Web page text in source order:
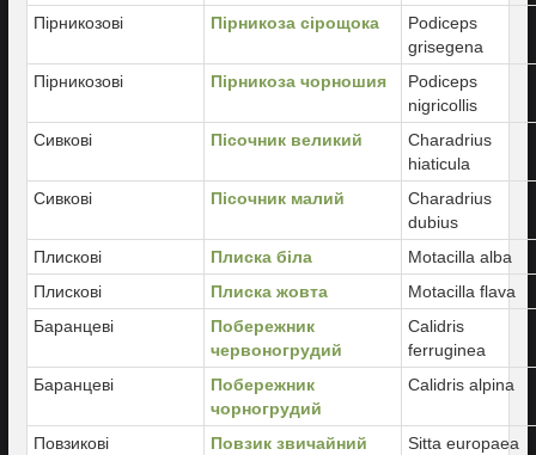
Пірникозові
Пірникоза сірощока
Podiceps
grisegena
Пірникозові
Пірникоза чорношия
Podiceps
nigricollis
Сивкові
Пісочник великий
Charadrius
hiaticula
Сивкові
Пісочник малий
Charadrius
dubius
Плискові
Плиска біла
Motacilla alba
Плискові
Плиска жовта
Motacilla flava
Баранцеві
Побережник
червоногрудий
Calidris
ferruginea
Баранцеві
Побережник
чорногрудий
Calidris alpina
Повзикові Повзик звичайний
Sitta europaea